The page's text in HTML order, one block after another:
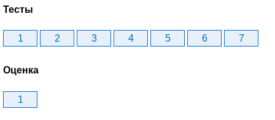
Тесты
1 2 3 4 5 6 7
Оценка
1